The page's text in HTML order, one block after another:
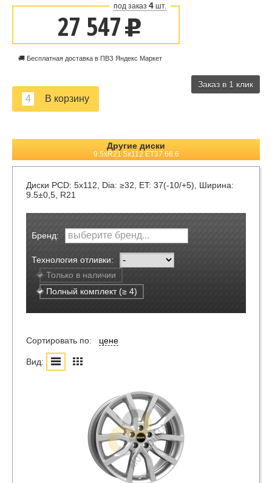
под заказ 4 шт.
27 547u
🚚 Бесплатная доставка в ПВЗ Яндекс Маркет
Заказ в 1 клик
Другие диски
9.5xR21 5x112 ET37 66.6
Диски PCD: 5x112, Dia: ≥32, ET: 37(-10/+5), Ширина:
9.5±0,5, R21
Бренд:
Технология отливки:
Только в наличии
Полный комплект (≥ 4)
Сортировать по: цене
Вид: